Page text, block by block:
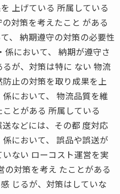
上げている 所属している
対策を考えたこと がある
、 納期遵守の対策の必要性
において、 納期が遵守さ
が、対策は特に ない 物流
止の対策を取り成果を上
において、 物流品質を維
とがある 所属している
などには、その都 度対応
において、 誤品や誤送が
ない ローコスト運営を実
対策を考え たことがある
じるが、対策はしていな